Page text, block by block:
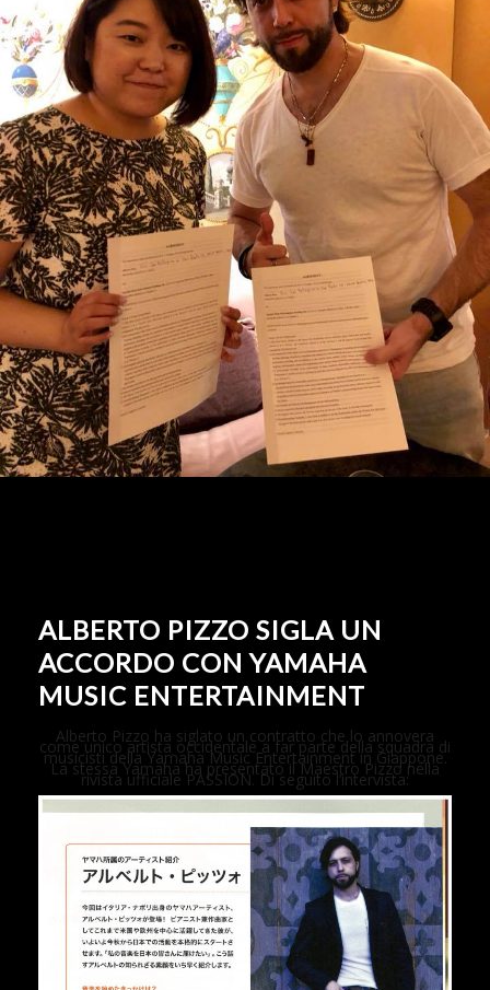
ALBERTO PIZZO SIGLA UN
ACCORDO CON YAMAHA
MUSIC ENTERTAINMENT
Alberto Pizzo ha siglato un contratto che lo annovera
come unico artista occidentale a far parte della squadra di
musicisti della Yamaha Music Entertainment in Giappone.
La stessa Yamaha ha presentato il Maestro Pizzo nella
rivista ufficiale PASSION. Di seguito l’intervista: